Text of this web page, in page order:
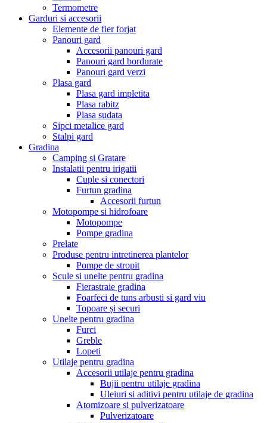
Termometre
Garduri si accesorii
Elemente de fier forjat
Panouri gard
Accesorii panouri gard
Panouri gard bordurate
Panouri gard verzi
Plasa gard
Plasa gard impletita
Plasa rabitz
Plasa sudata
Sipci metalice gard
Stalpi gard
Gradina
Camping si Gratare
Instalatii pentru irigatii
Cuple si conectori
Furtun gradina
Accesorii furtun
Motopompe si hidrofoare
Motopompe
Pompe gradina
Prelate
Produse pentru intretinerea plantelor
Pompe de stropit
Scule si unelte pentru gradina
Fierastraie gradina
Foarfeci de tuns arbusti si gard viu
Topoare și securi
Unelte pentru gradina
Furci
Greble
Lopeti
Utilaje pentru gradina
Accesorii utilaje pentru gradina
Bujii pentru utilaje gradina
Uleiuri si aditivi pentru utilaje de gradina
Atomizoare si pulverizatoare
Pulverizatoare